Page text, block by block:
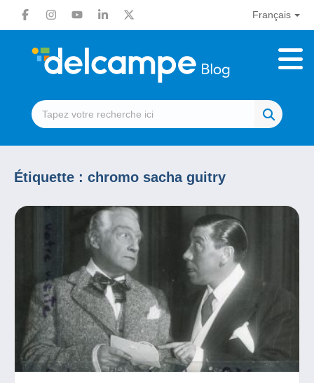
Français
Étiquette : chromo sacha guitry